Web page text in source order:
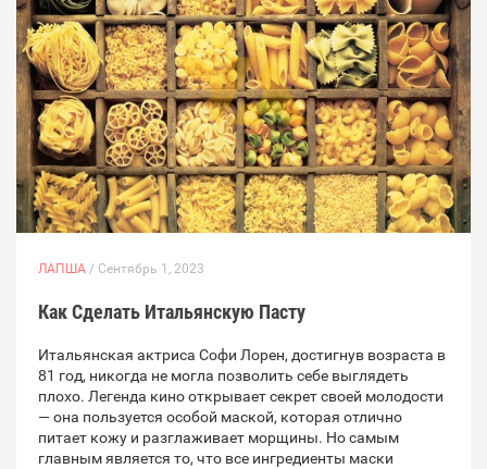
ЛАПША / Сентябрь 1, 2023
Как Сделать Итальянскую Пасту
Итальянская актриса Софи Лорен, достигнув возраста в
81 год, никогда не могла позволить себе выглядеть
плохо. Легенда кино открывает секрет своей молодости
— она пользуется особой маской, которая отлично
питает кожу и разглаживает морщины. Но самым
главным является то, что все ингредиенты маски